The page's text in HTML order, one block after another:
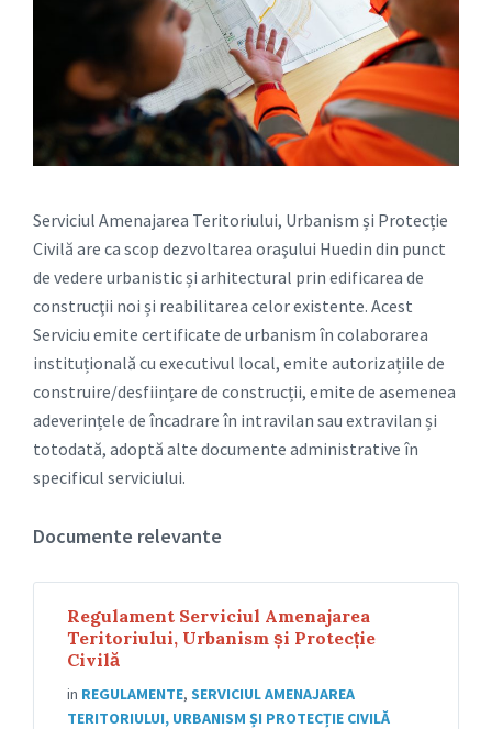
Serviciul Amenajarea Teritoriului, Urbanism și Protecție
Civilă are ca scop dezvoltarea oraşului Huedin din punct
de vedere urbanistic și arhitectural prin edificarea de
construcţii noi și reabilitarea celor existente. Acest
Serviciu emite certificate de urbanism în colaborarea
instituțională cu executivul local, emite autorizațiile de
construire/desființare de construcții, emite de asemenea
adeverințele de încadrare în intravilan sau extravilan și
totodată, adoptă alte documente administrative în
specificul serviciului.
Documente relevante
Regulament Serviciul Amenajarea
Teritoriului, Urbanism și Protecție
Civilă
in REGULAMENTE, SERVICIUL AMENAJAREA
TERITORIULUI, URBANISM ȘI PROTECȚIE CIVILĂ